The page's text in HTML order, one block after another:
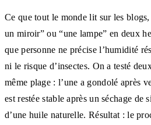
Ce que tout le monde lit sur les blogs,
un miroir” ou “une lampe” en deux
que personne ne précise l’humidité
ni le risque d’insectes. On a testé
même plage : l’une a gondolé après
est restée stable après un séchage de
d’une huile naturelle. Résultat : le